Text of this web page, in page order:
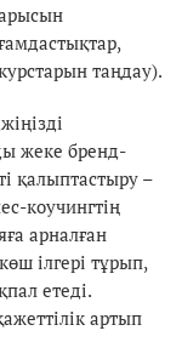
таңдау).
жеке бренд-
қалыптастыру –
коучингтің
арналған
ілгері тұрып,
етеді.
артып